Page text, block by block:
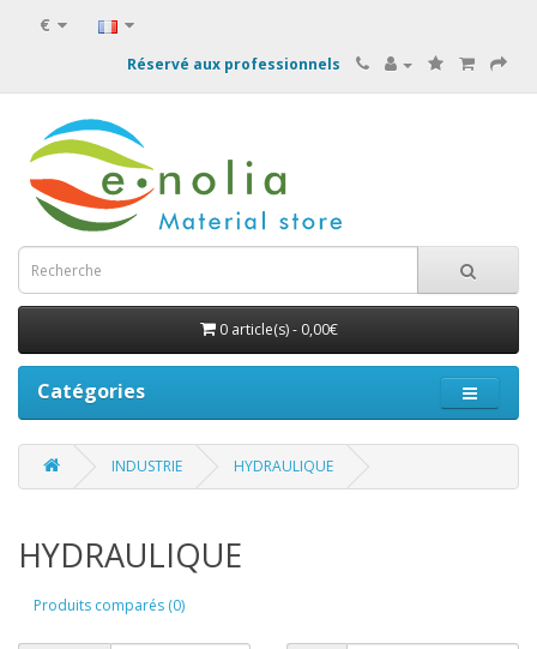
€
Réservé aux professionnels
0 article(s) - 0,00€
Catégories
INDUSTRIE HYDRAULIQUE
HYDRAULIQUE
Produits comparés (0)